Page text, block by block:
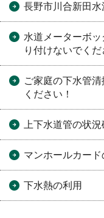
長野市川合新田
水道メーターボ
り付けないでくだ
ご家庭の下水管
ください！
上下水道管の状況
マンホールカード
下水熱の利用